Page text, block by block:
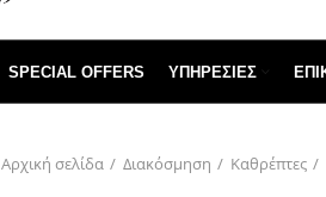
SPECIAL OFFERS ΥΠΗΡΕΣΙΕΣ
Αρχική σελίδα Διακόσμηση Καθρέπτες